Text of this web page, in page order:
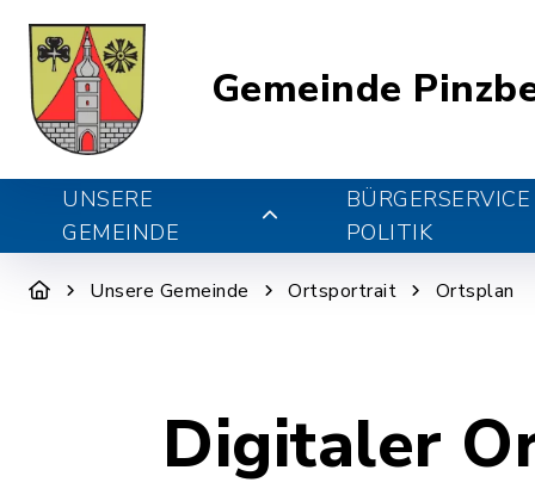
Gemeinde
UNSERE
GEMEINDE
POLITIK
Unsere Gemeinde Ortsportrait Ortsplan
Digitaler